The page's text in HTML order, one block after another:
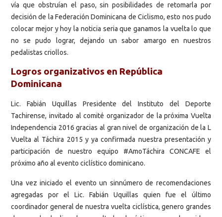
vía que obstruían el paso, sin posibilidades de retomarla por
decisión de la Federación Dominicana de Ciclismo, esto nos pudo
colocar mejor y hoy la noticia seria que ganamos la vuelta lo que
no se pudo lograr, dejando un sabor amargo en nuestros
pedalistas criollos.
Logros organizativos en República
Dominicana
Lic. Fabián Uquillas Presidente del Instituto del Deporte
Tachirense, invitado al comité organizador de la próxima Vuelta
Independencia 2016 gracias al gran nivel de organización de la L
Vuelta al Táchira 2015 y ya confirmada nuestra presentación y
participación de nuestro equipo #AmoTáchira CONCAFE el
próximo año al evento ciclístico dominicano.
Una vez iniciado el evento un sinnúmero de recomendaciones
agregadas por el Lic. Fabián Uquillas quien fue el último
coordinador general de nuestra vuelta ciclística, genero grandes